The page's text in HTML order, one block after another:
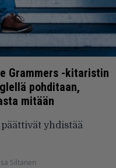
Grammers -kitaristin
pohditaan,
mitään
päättivät yhdistää
Siltanen